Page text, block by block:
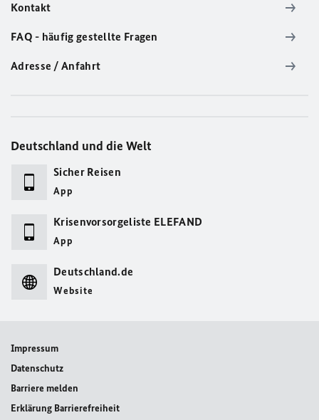
Kontakt
FAQ - häufig gestellte Fragen
Adresse / Anfahrt
Deutschland und die Welt
Sicher Reisen
App
Krisenvorsorgeliste ELEFAND
App
Deutschland.de
Website
Impressum
Datenschutz
Barriere melden
Erklärung Barrierefreiheit